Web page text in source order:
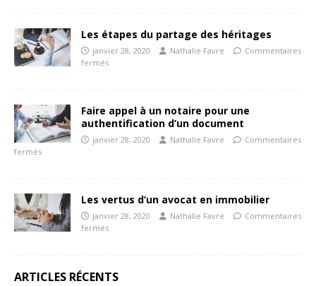
Les étapes du partage des héritages
janvier 28, 2020 Nathalie Favre
Commentaires
fermés
Faire appel à un notaire pour une
authentification d’un document
janvier 28, 2020 Nathalie Favre
Commentaires
fermés
Les vertus d’un avocat en immobilier
janvier 28, 2020 Nathalie Favre
Commentaires
fermés
ARTICLES RÉCENTS